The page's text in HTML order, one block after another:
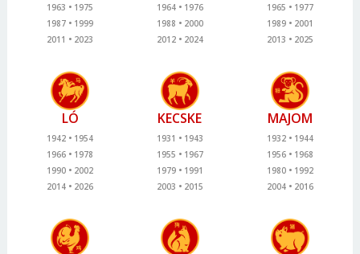
1963
1975
1987
1999
2011
2023
1964
1976
1988
2000
2012
2024
1965
1977
1989
2001
2013
2025
LÓ
1942
1954
1966
1978
1990
2002
2014
2026
KECSKE
1931
1943
1955
1967
1979
1991
2003
2015
MAJOM
1932
1944
1956
1968
1980
1992
2004
2016